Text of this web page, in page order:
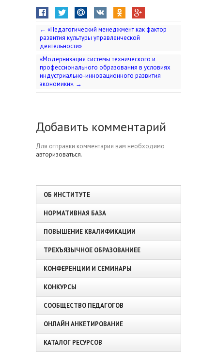
← «Педагогический менеджмент как фактор
развития культуры управленческой
деятельности»
«Модернизация системы технического и
профессионального образования в условиях
индустриально-инновационного развития
экономики». →
Добавить комментарий
Для отправки комментария вам необходимо
авторизоваться.
ОБ ИНСТИТУТЕ
НОРМАТИВНАЯ БАЗА
ПОВЫШЕНИЕ КВАЛИФИКАЦИИ
ТРЕХЪЯЗЫЧНОЕ ОБРАЗОВАНИЕЕ
КОНФЕРЕНЦИИ И СЕМИНАРЫ
КОНКУРСЫ
СООБЩЕСТВО ПЕДАГОГОВ
ОНЛАЙН АНКЕТИРОВАНИЕ
КАТАЛОГ РЕСУРСОВ